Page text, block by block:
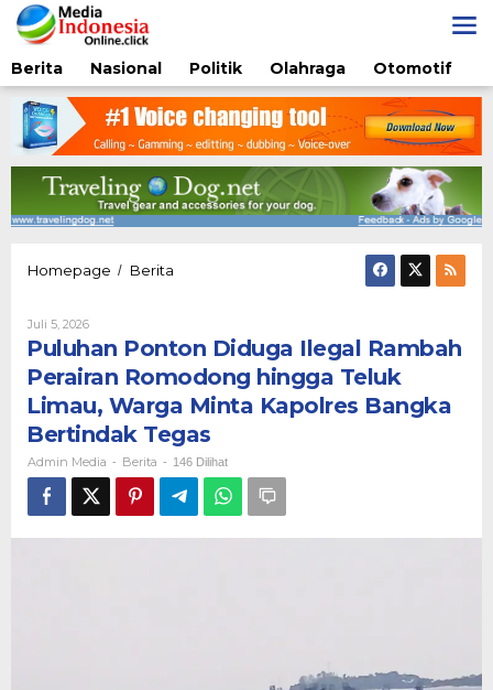
Lewati
ke
konten
Berita
Nasional Politik Olahraga Otomotif
Homepage / Berita
Rambah
Perairan
Romodong
hingga
Teluk
Limau,
Warga
Minta
Kapolres
Juli 5, 2026Oleh
Media
Puluhan Ponton Diduga Ilegal Rambah
Perairan Romodong hingga Teluk
Limau, Warga Minta Kapolres Bangka
Bertindak Tegas
Admin Media - Berita - 146 Dilihat